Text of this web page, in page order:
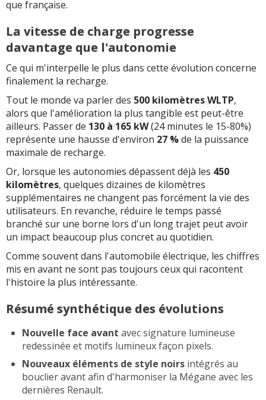
que française.
La vitesse de charge progresse
davantage que l'autonomie
Ce qui m'interpelle le plus dans cette évolution concerne
finalement la recharge.
Tout le monde va parler des 500 kilomètres WLTP,
alors que l'amélioration la plus tangible est peut-être
ailleurs. Passer de 130 à 165 kW(24 minutes le 15-80%)
représente une hausse d'environ 27 %de la puissance
maximale de recharge.
Or, lorsque les autonomies dépassent déjà les 450
kilomètres, quelques dizaines de kilomètres
supplémentaires ne changent pas forcément la vie des
utilisateurs. En revanche, réduire le temps passé
branché sur une borne lors d'un long trajet peut avoir
un impact beaucoup plus concret au quotidien.
Comme souvent dans l'automobile électrique, les chiffres
mis en avant ne sont pas toujours ceux qui racontent
l'histoire la plus intéressante.
Résumé synthétique des évolutions
Nouvelle face avant avec signature lumineuse
redessinée et motifs lumineux façon pixels.
Nouveaux éléments de style noirs intégrés au
bouclier avant afin d'harmoniser la Mégane avec les
dernières Renault.